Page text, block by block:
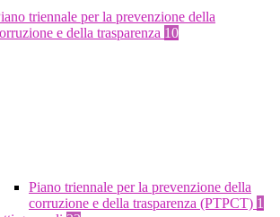
triennale per la prevenzione della
e della trasparenza 10
Piano triennale per la prevenzione della
corruzione e della trasparenza (PTPCT) 1